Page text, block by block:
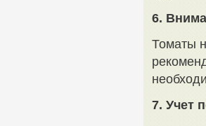
6.
Томаты
7. Учет